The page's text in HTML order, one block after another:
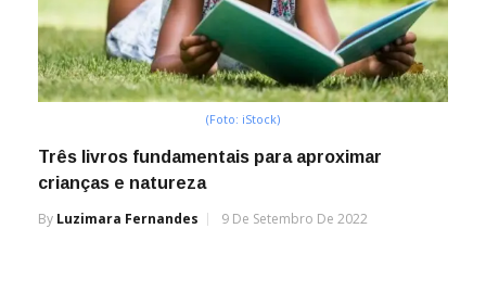
(Foto: iStock)
Três livros fundamentais para aproximar
crianças e natureza
By Luzimara Fernandes 9 De Setembro De 2022